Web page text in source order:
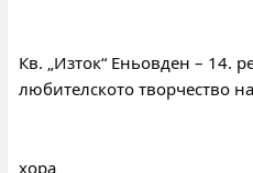
Кв. „Изток“ Еньовден – 14.
любителското творчество
хора